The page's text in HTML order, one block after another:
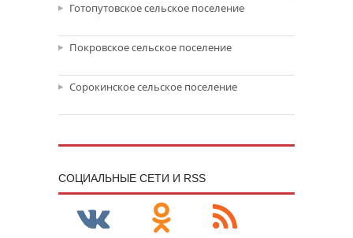
Готопутовское сельское поселение
Покровское сельское поселение
Сорокинское сельское поселение
CОЦИАЛЬНЫЕ СЕТИ И RSS